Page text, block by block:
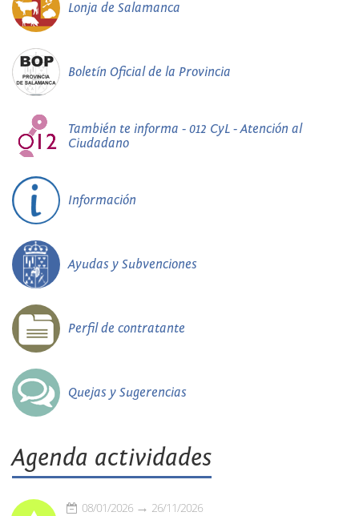
Lonja de Salamanca
Boletín Oficial de la Provincia
También te informa - 012 CyL - Atención al
Ciudadano
Información
Ayudas y Subvenciones
Perfil de contratante
Quejas y Sugerencias
Agenda actividades
08/01/2026 26/11/2026